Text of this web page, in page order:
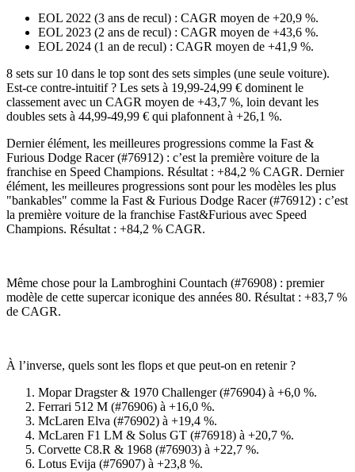
EOL 2022 (3 ans de recul) : CAGR moyen de +20,9 %.
EOL 2023 (2 ans de recul) : CAGR moyen de +43,6 %.
EOL 2024 (1 an de recul) : CAGR moyen de +41,9 %.
8 sets sur 10 dans le top sont des sets simples (une seule voiture).
Est-ce contre-intuitif ? Les sets à 19,99-24,99 € dominent le
classement avec un CAGR moyen de +43,7 %, loin devant les
doubles sets à 44,99-49,99 € qui plafonnent à +26,1 %.
Dernier élément, les meilleures progressions comme la Fast &
Furious Dodge Racer (#76912) : c’est la première voiture de la
franchise en Speed Champions. Résultat : +84,2 % CAGR. Dernier
élément, les meilleures progressions sont pour les modèles les plus
"bankables" comme la Fast & Furious Dodge Racer (#76912) : c’est
la première voiture de la franchise Fast&Furious avec Speed
Champions. Résultat : +84,2 % CAGR.
Même chose pour la Lambroghini Countach (#76908) : premier
modèle de cette supercar iconique des années 80. Résultat : +83,7 %
de CAGR.
À l’inverse, quels sont les flops et que peut-on en retenir ?
Mopar Dragster & 1970 Challenger (#76904) à +6,0 %.
Ferrari 512 M (#76906) à +16,0 %.
McLaren Elva (#76902) à +19,4 %.
McLaren F1 LM & Solus GT (#76918) à +20,7 %.
Corvette C8.R & 1968 (#76903) à +22,7 %.
Lotus Evija (#76907) à +23,8 %.